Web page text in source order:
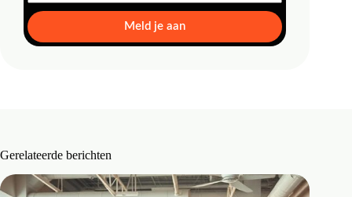
Meld je aan
Gerelateerde berichten